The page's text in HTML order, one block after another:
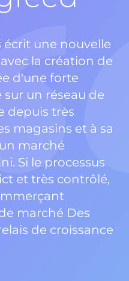
écrit une nouvelle
la création de
d'une forte
un réseau de
depuis très
magasins et à sa
marché
Si le processus
et très contrôlé,
marché Des
de croissance